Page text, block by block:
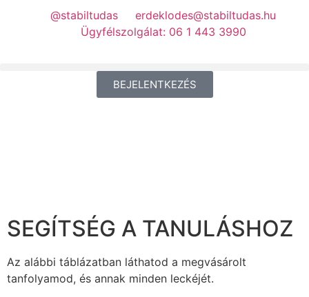
@stabiltudas
erdeklodes@stabiltudas.hu
Ügyfélszolgálat: 06 1 443 3990
BEJELENTKEZÉS
SEGÍTSÉG A TANULÁSHOZ
Az alábbi táblázatban láthatod a megvásárolt
tanfolyamod, és annak minden leckéjét.